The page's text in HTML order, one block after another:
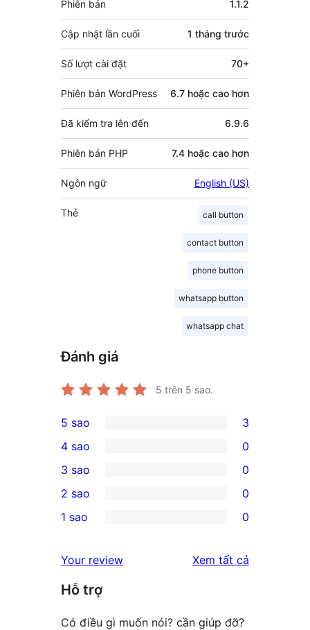
Phiên bản 1.1.2
Cập nhật lần cuối 1 tháng trước
Số lượt cài đặt 70+
Phiên bản WordPress 6.7 hoặc cao hơn
Đã kiểm tra lên đến 6.9.6
Phiên bản PHP 7.4 hoặc cao hơn
Ngôn ngữ English (US)
Thẻ call button
contact button
phone button
whatsapp button
whatsapp chat
Đánh giá
5 trên 5 sao.
3
5-
star
reviews
5 sao 3
4-
star
reviews
4 sao 0
0
3-
star
3 sao 0
2-
reviews
2 sao 0
star
reviews
1 sao 0
Your review Xem tất cả
Hỗ trợ
Có điều gì muốn nói? cần giúp đỡ?